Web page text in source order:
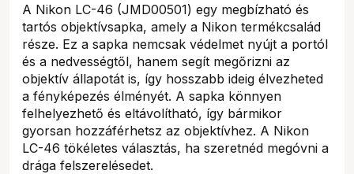
A Nikon LC-46 (JMD00501) egy megbízható és
tartós objektívsapka, amely a Nikon termékcsalád
része. Ez a sapka nemcsak védelmet nyújt a portól
és a nedvességtől, hanem segít megőrizni az
objektív állapotát is, így hosszabb ideig élvezheted
a fényképezés élményét. A sapka könnyen
felhelyezhető és eltávolítható, így bármikor
gyorsan hozzáférhetsz az objektívhez. A Nikon
LC-46 tökéletes választás, ha szeretnéd megóvni a
drága felszerelésedet.